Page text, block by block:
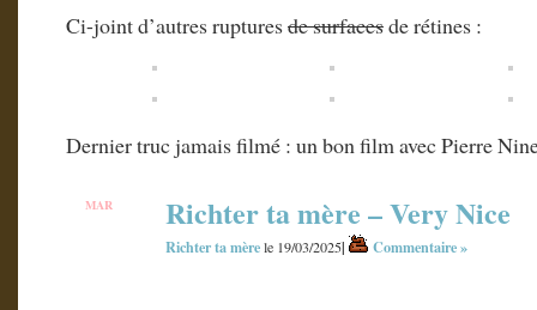
Ci-joint d’autres rupturesde surfacesde rétines :
Dernier truc jamais filmé : un bon film avec Pierre
MAR Richter ta mère – Very Nice
Richter ta mèrele 19/03/2025| Commentaire »